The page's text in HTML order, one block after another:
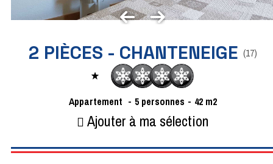
2 PIÈCES - CHANTENEIGE (17)
Appartement 5 personnes 42 m2
Ajouter à ma sélection